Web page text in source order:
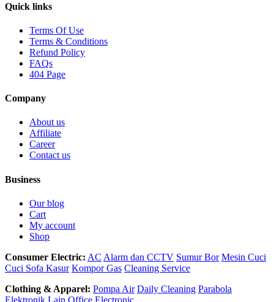
Quick links
Terms Of Use
Terms & Conditions
Refund Policy
FAQs
404 Page
Company
About us
Affiliate
Career
Contact us
Business
Our blog
Cart
My account
Shop
Consumer Electric: AC Alarm dan CCTV Sumur Bor Mesin Cuci
Cuci Sofa Kasur Kompor Gas Cleaning Service
Clothing & Apparel: Pompa Air Daily Cleaning Parabola
Elektronik Lain Office Electronic